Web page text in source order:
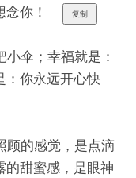
你！
复制
伞；幸福就是：
：你永远开心快
顾的感觉，是点滴
甜蜜感，是眼神